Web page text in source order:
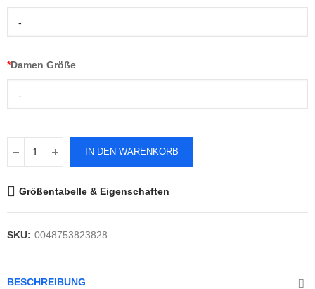
-
*Damen Größe
-
IN DEN WARENKORB
Größentabelle & Eigenschaften
SKU: 0048753823828
BESCHREIBUNG